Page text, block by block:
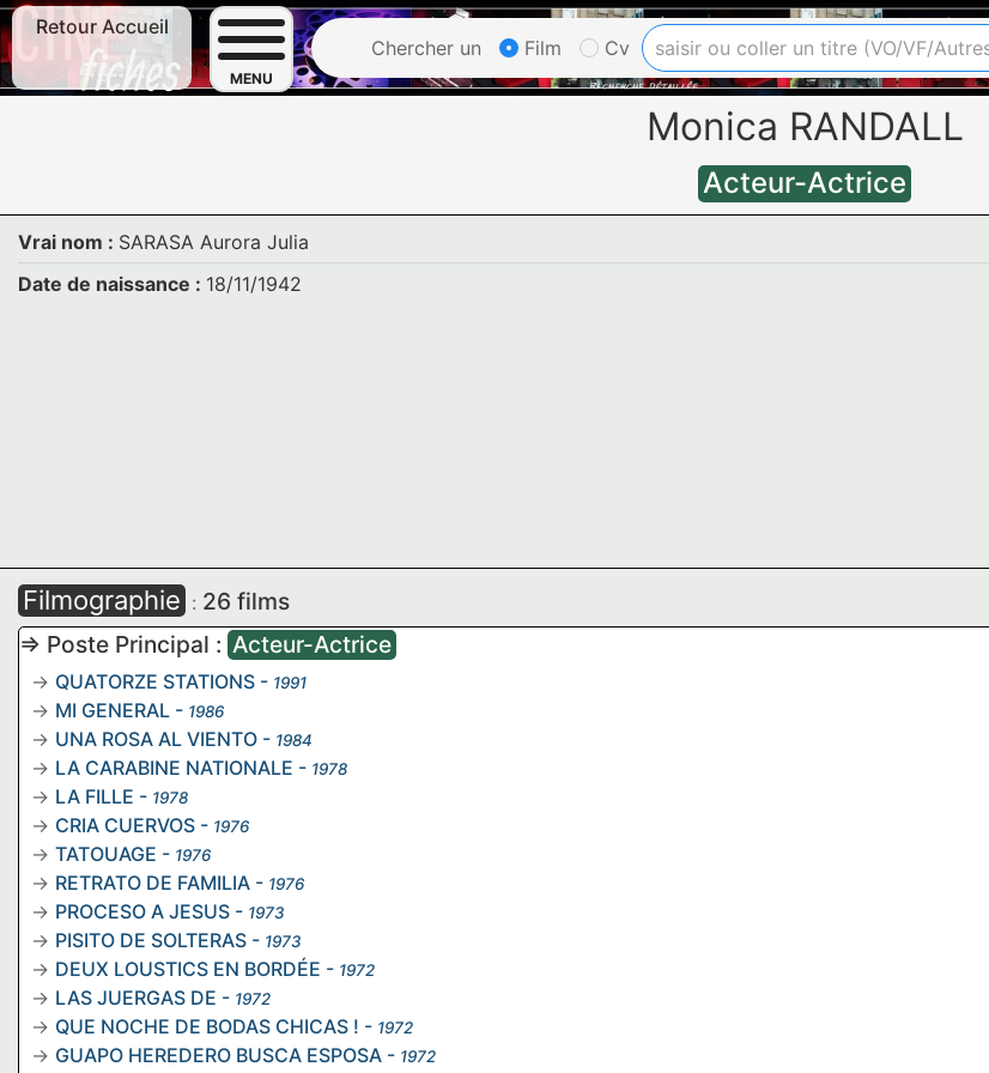
Retour Accueil
MENU
Chercher un Film Cv
Monica RANDALL
Acteur-Actrice
Vrai nom : SARASA Aurora Julia
Date de naissance : 18/11/1942
Filmographie : 26 films
=> Poste Principal : Acteur-Actrice
QUATORZE STATIONS - 1991
MI GENERAL - 1986
UNA ROSA AL VIENTO - 1984
LA CARABINE NATIONALE - 1978
LA FILLE - 1978
CRIA CUERVOS - 1976
TATOUAGE - 1976
RETRATO DE FAMILIA - 1976
PROCESO A JESUS - 1973
PISITO DE SOLTERAS - 1973
DEUX LOUSTICS EN BORDÉE - 1972
LAS JUERGAS DE - 1972
QUE NOCHE DE BODAS CHICAS ! - 1972
GUAPO HEREDERO BUSCA ESPOSA - 1972